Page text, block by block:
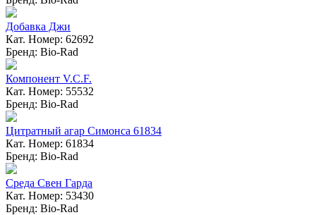
Добавка Джи
Кат. Номер: 62692
Бренд: Bio-Rad
Компонент V.C.F.
Кат. Номер: 55532
Бренд: Bio-Rad
Цитратный агар Симонса 61834
Кат. Номер: 61834
Бренд: Bio-Rad
Среда Свен Гарда
Кат. Номер: 53430
Бренд: Bio-Rad